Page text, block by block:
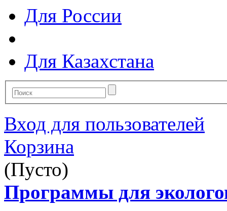
Для России
Для Казахстана
Вход для пользователей
Корзина
(Пусто)
Программы для